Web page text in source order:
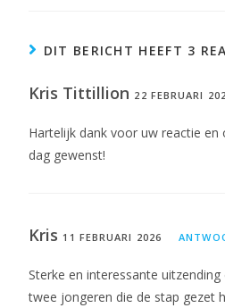
DIT BERICHT HEEFT 3
Kris Tittillion 22 FEBRUARI
Hartelijk dank voor uw reactie
dag gewenst!
Kris 11 FEBRUARI 2026
Sterke en interessante
twee jongeren die de stap gezet